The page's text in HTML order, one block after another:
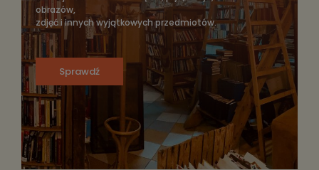
obrazów,
zdjęć i innych wyjątkowych przedmiotów.
Sprawdź